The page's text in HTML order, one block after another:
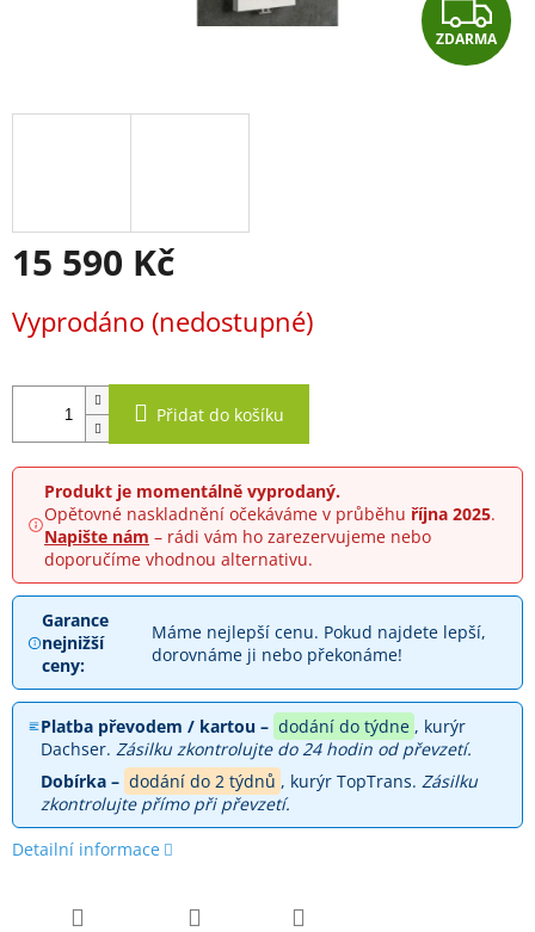
Z
D
ZDARMA
15 590 Kč
cena:
Vyprodáno (nedostupné)
Přidat do košíku
Produkt je momentálně vyprodaný.
Opětovné naskladnění očekáváme v průběhuříjna 2025.
Napište nám – rádi vám ho zarezervujeme nebo
doporučíme vhodnou alternativu.
Garance
nejnižší
ceny:
Máme nejlepší cenu. Pokud najdete lepší,
dorovnáme ji nebo překonáme!
Platba převodem / kartou – dodání do týdne , kurýr
Dachser. Zásilku zkontrolujte do 24 hodin od převzetí.
Dobírka – dodání do 2 týdnů , kurýr TopTrans. Zásilku
zkontrolujte přímo při převzetí.
Detailní informace